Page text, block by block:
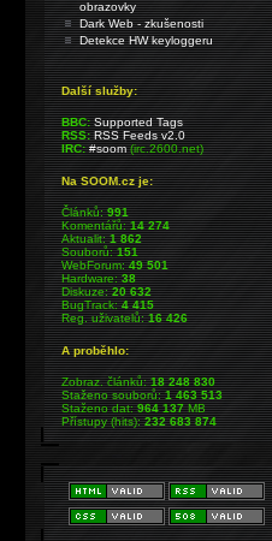
obrazovky
Dark Web - zkušenosti
Detekce HW keyloggeru
Další služby:
BBC: Supported Tags
RSS: RSS Feeds v2.0
IRC: #soom(irc.2600.net)
Na SOOM.cz je:
Článků:991
Komentářů:14 274
Aktualit:1 862
Souborů:151
WebForum:49 501
Hardware:38
Diskuze:20 632
BugTrack:4 415
Reg. uživatelů:16 426
A proběhlo:
Zobraz. článků:18 248 830
Staženo souborů:1 463 513
Staženo dat:964 137MB
Přístupy (hits):232 683 874